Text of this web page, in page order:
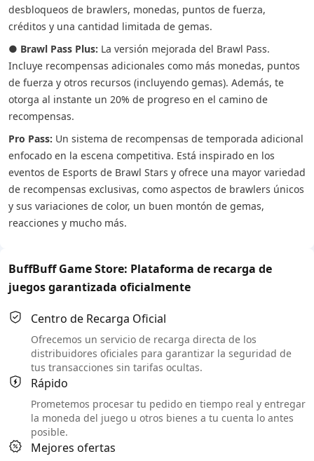
desbloqueos de brawlers, monedas, puntos de fuerza,
créditos y una cantidad limitada de gemas.
● Brawl Pass Plus: La versión mejorada del Brawl Pass.
Incluye recompensas adicionales como más monedas, puntos
de fuerza y otros recursos (incluyendo gemas). Además, te
otorga al instante un 20% de progreso en el camino de
recompensas.
Pro Pass: Un sistema de recompensas de temporada adicional
enfocado en la escena competitiva. Está inspirado en los
eventos de Esports de Brawl Stars y ofrece una mayor variedad
de recompensas exclusivas, como aspectos de brawlers únicos
y sus variaciones de color, un buen montón de gemas,
reacciones y mucho más.
BuffBuff Game Store: Plataforma de recarga de
juegos garantizada oficialmente
Centro de Recarga Oficial
Ofrecemos un servicio de recarga directa de los
distribuidores oficiales para garantizar la seguridad de
tus transacciones sin tarifas ocultas.
Rápido
Prometemos procesar tu pedido en tiempo real y entregar
la moneda del juego u otros bienes a tu cuenta lo antes
posible.
Mejores ofertas